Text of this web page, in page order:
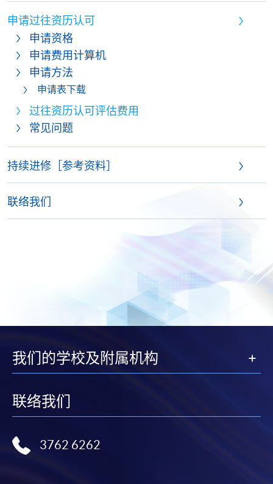
申请过往资历认可
申请资格
申请费用计算机
申请方法
申请表下载
过往资历认可评估费用
常见问题
持续进修［参考资料］
联络我们
我们的学校及附属机构
联络我们
3762 6262